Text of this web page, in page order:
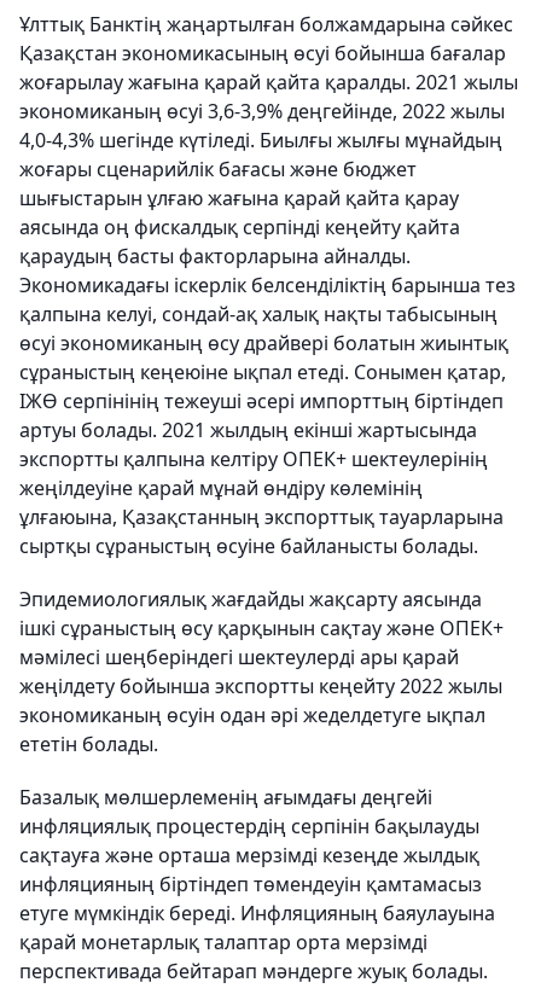
Ұлттық Банктің жаңартылған болжамдарына сәйкес
Қазақстан экономикасының өсуі бойынша бағалар
жоғарылау жағына қарай қайта қаралды. 2021 жылы
экономиканың өсуі 3,6-3,9% деңгейінде, 2022 жылы
4,0-4,3% шегінде күтіледі. Биылғы жылғы мұнайдың
жоғары сценарийлік бағасы және бюджет
шығыстарын ұлғаю жағына қарай қайта қарау
аясында оң фискалдық серпінді кеңейту қайта
қараудың басты факторларына айналды.
Экономикадағы іскерлік белсенділіктің барынша тез
қалпына келуі, сондай-ақ халық нақты табысының
өсуі экономиканың өсу драйвері болатын жиынтық
сұраныстың кеңеюіне ықпал етеді. Сонымен қатар,
ІЖӨ серпінінің тежеуші әсері импорттың біртіндеп
артуы болады. 2021 жылдың екінші жартысында
экспортты қалпына келтіру ОПЕК+ шектеулерінің
жеңілдеуіне қарай мұнай өндіру көлемінің
ұлғаюына, Қазақстанның экспорттық тауарларына
сыртқы сұраныстың өсуіне байланысты болады.
Эпидемиологиялық жағдайды жақсарту аясында
ішкі сұраныстың өсу қарқынын сақтау және ОПЕК+
мәмілесі шеңберіндегі шектеулерді ары қарай
жеңілдету бойынша экспортты кеңейту 2022 жылы
экономиканың өсуін одан әрі жеделдетуге ықпал
ететін болады.
Базалық мөлшерлеменің ағымдағы деңгейі
инфляциялық процестердің серпінін бақылауды
сақтауға және орташа мерзімді кезеңде жылдық
инфляцияның біртіндеп төмендеуін қамтамасыз
етуге мүмкіндік береді. Инфляцияның баяулауына
қарай монетарлық талаптар орта мерзімді
перспективада бейтарап мәндерге жуық болады.